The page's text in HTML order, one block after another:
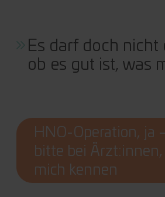
Es darf doch nicht
ob es gut ist, was
HNO-Operation, ja
bitte bei Ärzt:innen,
mich kennen